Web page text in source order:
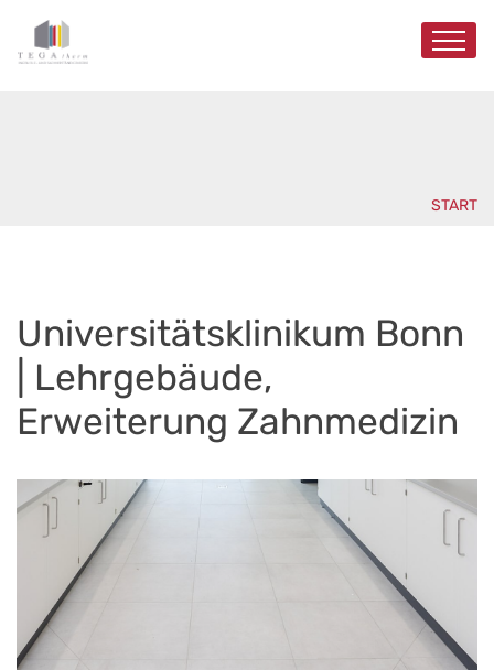
START
Universitätsklinikum Bonn
| Lehrgebäude,
Erweiterung Zahnmedizin